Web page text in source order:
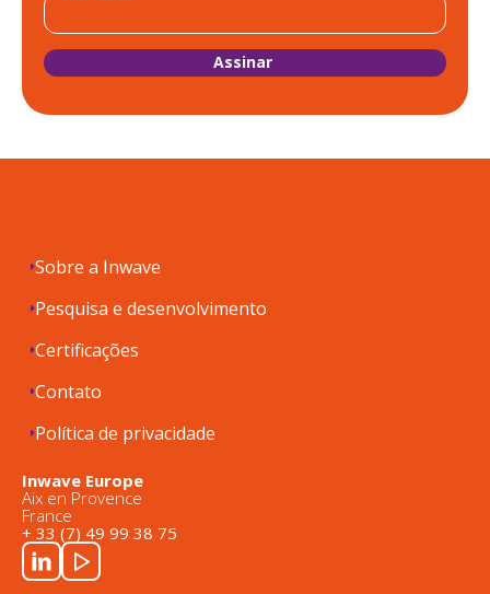
Sobre a Inwave
Pesquisa e desenvolvimento
Certificações
Contato
Política de privacidade
Inwave Europe
Aix en Provence
France
+ 33 (7) 49 99 38 75